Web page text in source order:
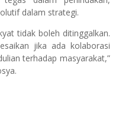
dalam strategi.
tidak boleh ditinggalkan.
jika ada kolaborasi
terhadap masyarakat,”